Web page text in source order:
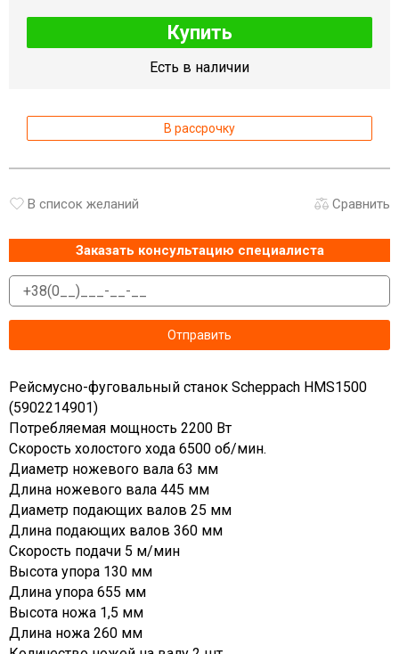
Купить
Есть в наличии
В рассрочку
В список желаний Сравнить
Заказать консультацию специалиста
Рейсмусно-фуговальный станок Scheppach HMS1500
(5902214901)
Потребляемая мощность 2200 Вт
Скорость холостого хода 6500 об/мин.
Диаметр ножевого вала 63 мм
Длина ножевого вала 445 мм
Диаметр подающих валов 25 мм
Длина подающих валов 360 мм
Скорость подачи 5 м/мин
Высота упора 130 мм
Длина упора 655 мм
Высота ножа 1,5 мм
Длина ножа 260 мм